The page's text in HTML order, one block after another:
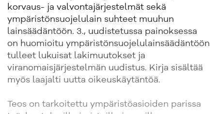
korvaus- ja valvontajärjestelmät sekä
ympäristönsuojelulain suhteet muuhun
lainsäädäntöön. 3., uudistetussa painoksessa
on huomioitu ympäristönsuojelulainsäädäntöön
tulleet lukuisat lakimuutokset ja
viranomaisjärjestelmän uudistus. Kirja sisältää
myös laajalti uutta oikeuskäytäntöä.
Teos on tarkoitettu ympäristöasioiden parissa